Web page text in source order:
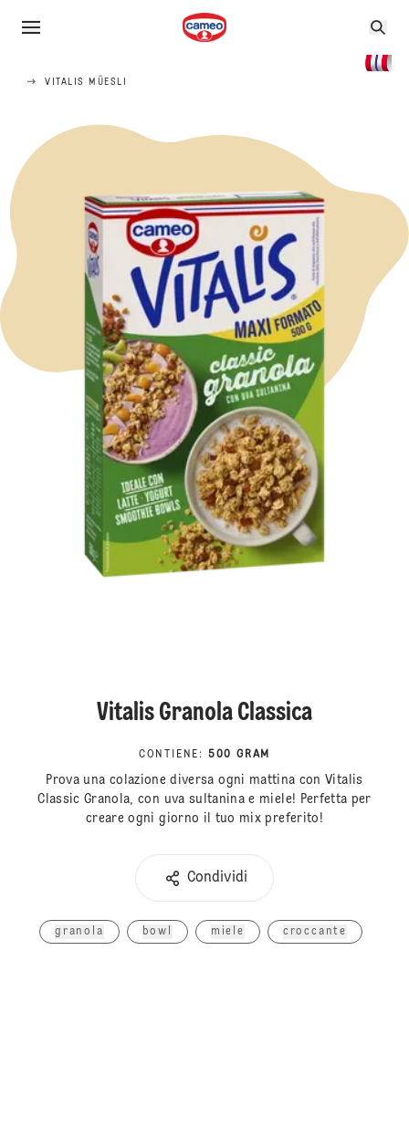
VITALIS MÜESLI
Vitalis Granola Classica
CONTIENE : 500 GRAM
Prova una colazione diversa ogni mattina con Vitalis
Classic Granola, con uva sultanina e miele! Perfetta per
creare ogni giorno il tuo mix preferito!
Condividi
granola bowl miele croccante